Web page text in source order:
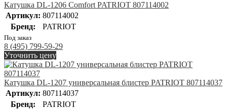
Катушка DL-1206 Comfort PATRIOT 807114002
Артикул: 807114002
Бренд:
PATRIOT
Под заказ
8 (495) 799-59-29
Уточнить цену
Катушка DL-1207 универсальная блистер PATRIOT 807114037
Артикул: 807114037
Бренд:
PATRIOT